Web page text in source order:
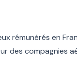
rémunérés en
des compagnies